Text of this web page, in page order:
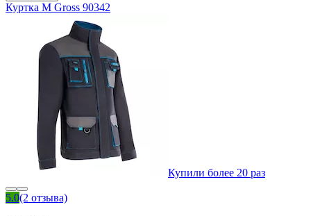
Куртка M Gross 90342
Купили более 20 раз
5.0(2 отзыва)